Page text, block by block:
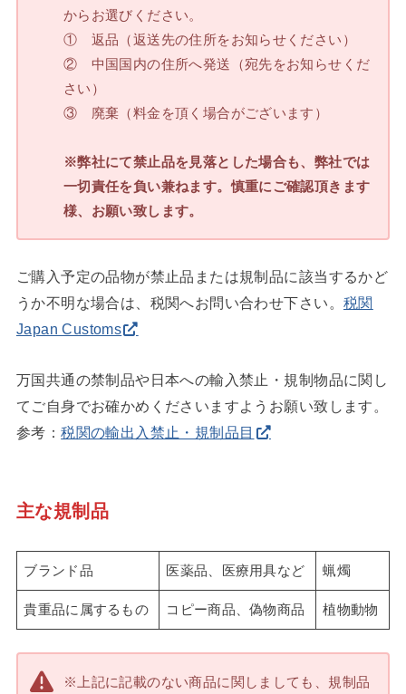
からお選びください。
① 返品（返送先の住所をお知らせください）
② 中国国内の住所へ発送（宛先をお知らせくだ
さい）
③ 廃棄（料金を頂く場合がございます）
※弊社にて禁止品を見落とした場合も、弊社では
一切責任を負い兼ねます。慎重にご確認頂きます
様、お願い致します。
ご購入予定の品物が禁止品または規制品に該当するかど
うか不明な場合は、税関へお問い合わせ下さい。 税関
Japan Customs
万国共通の禁制品や日本への輸入禁止・規制物品に関し
てご自身でお確かめくださいますようお願い致します。
参考：税関の輸出入禁止・規制品目
主な規制品
ブランド品 医薬品、医療用具など 蝋燭
貴重品に属するもの コピー商品、偽物商品 植物動物
※上記に記載のない商品に関しましても、規制品